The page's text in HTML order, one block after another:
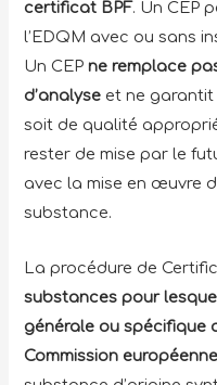
certificat BPF. Un CEP
l’EDQM avec ou sans
Un CEPne remplace
d’analyse et ne garantit
soit de qualité
rester de mise par le
avec la mise en œuvre
substance.
La procédure de
substances pour
générale ou spécifique
Commission